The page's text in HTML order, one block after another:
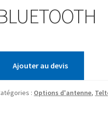
Ajouter au devis
: Options d'antenne,